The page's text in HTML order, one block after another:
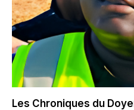
Les Chroniques du